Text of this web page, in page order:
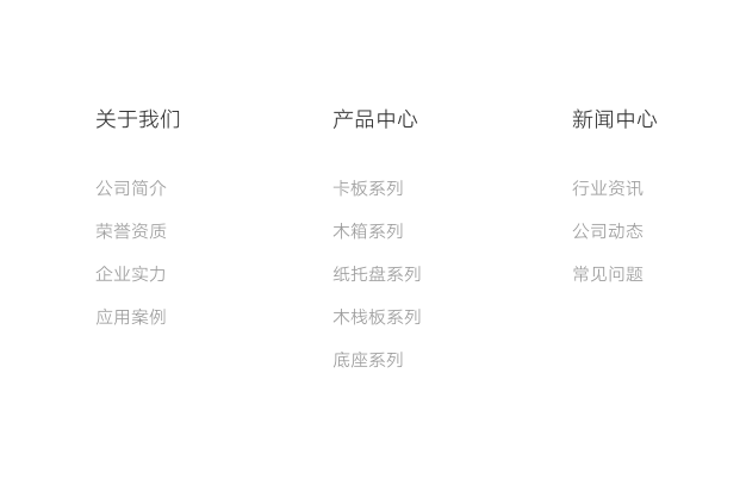
关于我们
公司简介
荣誉资质
企业实力
应用案例
产品中心
卡板系列
木箱系列
纸托盘系列
木栈板系列
底座系列
新闻中心
行业资讯
公司动态
常见问题